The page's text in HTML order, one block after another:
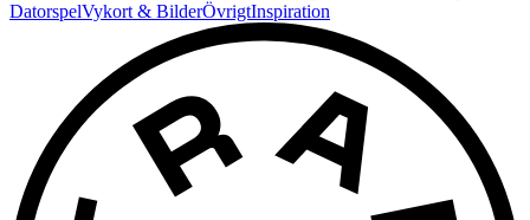
DatorspelVykort & BilderÖvrigtInspiration